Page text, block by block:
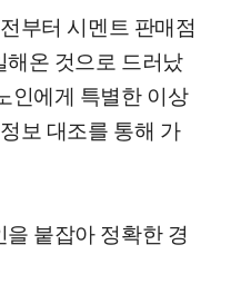
부터 시멘트 판매점
온 것으로 드러났
인에게 특별한 이상
보 대조를 통해 가
붙잡아 정확한 경